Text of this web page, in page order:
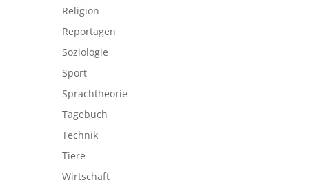
Religion
Reportagen
Soziologie
Sport
Sprachtheorie
Tagebuch
Technik
Tiere
Wirtschaft